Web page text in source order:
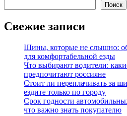
Поиск
Свежие записи
Шины, которые не слышно:
для комфортабельной езды
Что выбирают водители:
предпочитают россияне
Стоит ли переплачивать за
ездите только по городу
Срок годности
что важно знать покупателю